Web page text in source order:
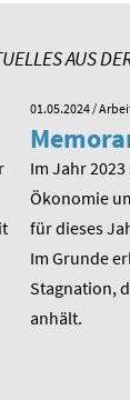
AUS
01.05.2024/
Im Jahr
Ökonomie
für dieses
Im Grunde
Stagnation,
anhält.